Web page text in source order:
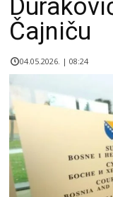
Čajniču
04.05.2026. | 08:24